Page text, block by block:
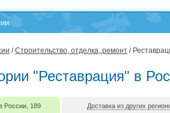
/Строительство, отделка, ремонт /
"Реставрация" в
России, 189 Доставка из других